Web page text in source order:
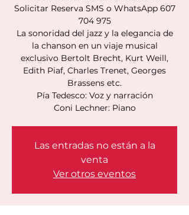
Solicitar Reserva SMS o WhatsApp 607
704 975
La sonoridad del jazz y la elegancia de
la chanson en un viaje musical
exclusivo Bertolt Brecht, Kurt Weill,
Edith Piaf, Charles Trenet, Georges
Brassens etc.
Pía Tedesco: Voz y narración
Coni Lechner: Piano
Las entradas no están a la
venta
Ver otros eventos